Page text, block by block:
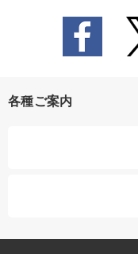
各種ご案内